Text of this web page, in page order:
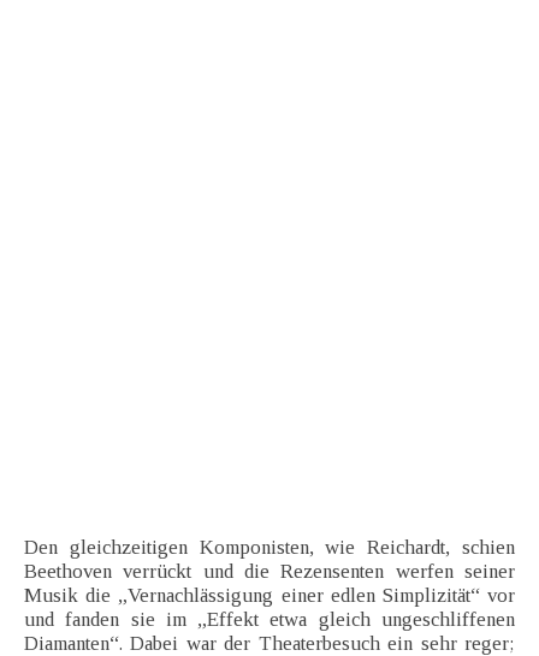
Den gleichzeitigen Komponisten, wie Reichardt, schien
Beethoven verrückt und die Rezensenten werfen seiner
Musik die „Vernachlässigung einer edlen Simplizität“ vor
und fanden sie im „Effekt etwa gleich ungeschliffenen
Diamanten“. Dabei war der Theaterbesuch ein sehr reger;